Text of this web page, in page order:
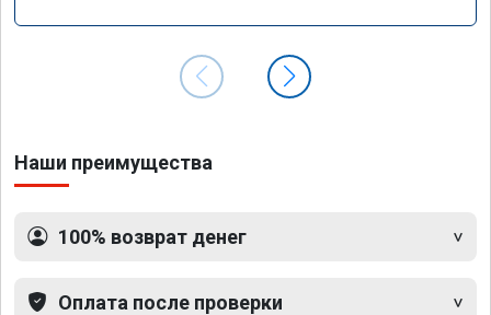
Наши преимущества
100% возврат денег
Оплата после проверки